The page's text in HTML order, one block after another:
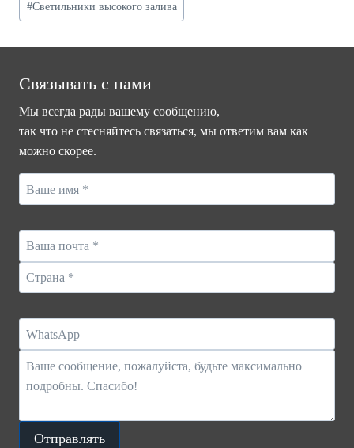
Tags:
#Светильники высокого залива
Связывать с нами
Мы всегда рады вашему сообщению,
так что не стесняйтесь связаться, мы ответим вам как
можно скорее.
Отправлять